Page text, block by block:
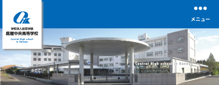
学
校
法
人
メニュー